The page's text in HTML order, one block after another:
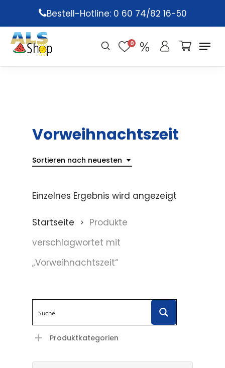
main
content
Bestell-Hotline: 0 60 74/82 16-50
0
Vorweihnachtszeit
Sortieren nach neuesten
Einzelnes Ergebnis wird angezeigt
Startseite
Produkte
verschlagwortet mit
„Vorweihnachtszeit“
Produktkategorien